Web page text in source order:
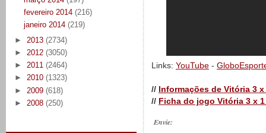
fevereiro 2014 (216)
janeiro 2014 (219)
► 2013 (2734)
► 2012 (3050)
► 2011 (2464)
► 2010 (1323)
► 2009 (618)
► 2008 (250)
Links: YouTube -
// Informações de Vitória 3
// Ficha do jogo Vitória 3 x
Envie: